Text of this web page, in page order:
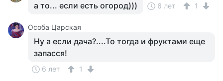
а то... если есть огород))) 6 лет 1
Особа Царская
Ну а если дача?....То тогда и фруктами еще
запасся!
6 лет
1